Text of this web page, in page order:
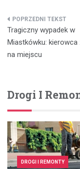
Nawigacja
wpisu
Tragiczny wypadek w
Miastkówku: kierowca
na miejscu
Drogi I
DROGI I REMONTY